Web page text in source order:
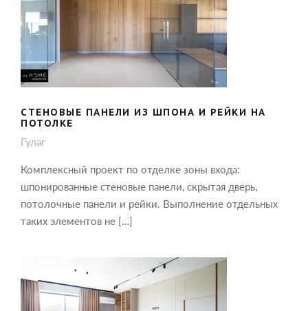
СТЕНОВЫЕ ПАНЕЛИ ИЗ ШПОНА И
РЕЙКИ НА ПОТОЛКЕ
СТЕНОВЫЕ ПАНЕЛИ ИЗ ШПОНА И РЕЙКИ НА
ПОТОЛКЕ
Гулаг
Комплексный проект по отделке зоны входа:
шпонированные стеновые панели, скрытая дверь,
потолочные панели и рейки. Выполнение отдельных
таких элементов не […]